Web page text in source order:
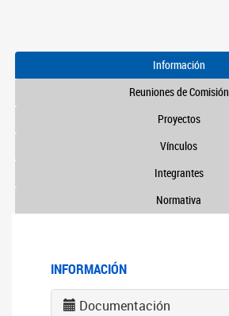
Información
Reuniones de Comisión
Proyectos
Vínculos
Integrantes
Normativa
INFORMACIÓN
Documentación